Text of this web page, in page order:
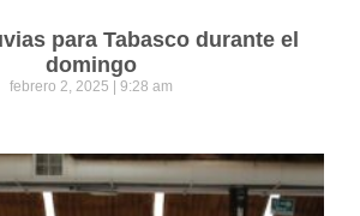
para Tabasco durante el
domingo
febrero 2, 2025 9:28 am